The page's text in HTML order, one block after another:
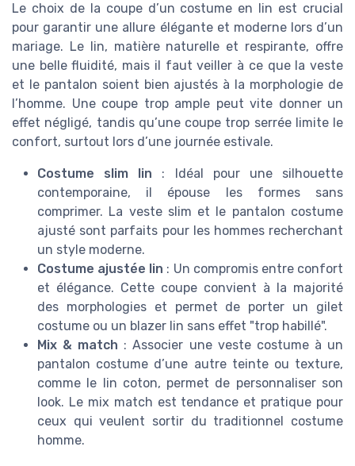
Le choix de la coupe d’un costume en lin est crucial
pour garantir une allure élégante et moderne lors d’un
mariage. Le lin, matière naturelle et respirante, offre
une belle fluidité, mais il faut veiller à ce que la veste
et le pantalon soient bien ajustés à la morphologie de
l’homme. Une coupe trop ample peut vite donner un
effet négligé, tandis qu’une coupe trop serrée limite le
confort, surtout lors d’une journée estivale.
Costume slim lin : Idéal pour une silhouette
contemporaine, il épouse les formes sans
comprimer. La veste slim et le pantalon costume
ajusté sont parfaits pour les hommes recherchant
un style moderne.
Costume ajustée lin : Un compromis entre confort
et élégance. Cette coupe convient à la majorité
des morphologies et permet de porter un gilet
costume ou un blazer lin sans effet "trop habillé".
Mix & match : Associer une veste costume à un
pantalon costume d’une autre teinte ou texture,
comme le lin coton, permet de personnaliser son
look. Le mix match est tendance et pratique pour
ceux qui veulent sortir du traditionnel costume
homme.